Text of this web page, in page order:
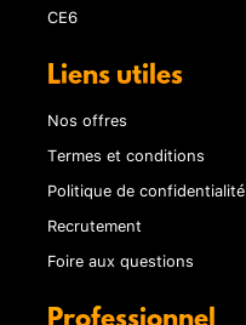
CE6
Liens utiles
Nos offres
Termes et conditions
Politique de confidentialité
Recrutement
Foire aux questions